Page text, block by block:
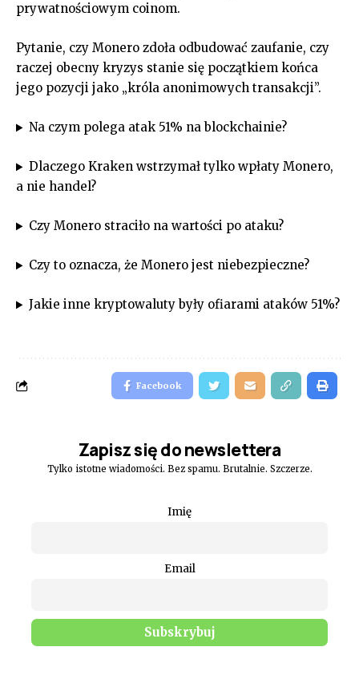
prywatnościowym coinom.
Pytanie, czy Monero zdoła odbudować zaufanie, czy
raczej obecny kryzys stanie się początkiem końca
jego pozycji jako „króla anonimowych transakcji”.
Na czym polega atak 51% na blockchainie?
Dlaczego Kraken wstrzymał tylko wpłaty Monero,
a nie handel?
Czy Monero straciło na wartości po ataku?
Czy to oznacza, że Monero jest niebezpieczne?
Jakie inne kryptowaluty były ofiarami ataków 51%?
Facebook
Zapisz się do newslettera
Tylko istotne wiadomości. Bez spamu. Brutalnie. Szczerze.
Imię
Email